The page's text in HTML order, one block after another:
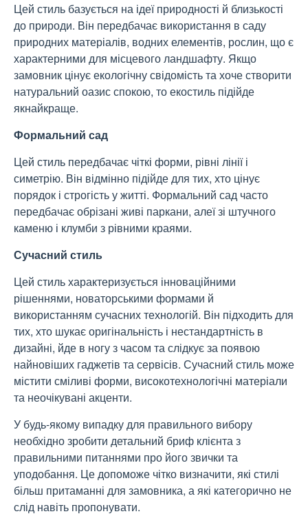
Цей стиль базується на ідеї природності й близькості
до природи. Він передбачає використання в саду
природних матеріалів, водних елементів, рослин, що є
характерними для місцевого ландшафту. Якщо
замовник цінує екологічну свідомість та хоче створити
натуральний оазис спокою, то екостиль підійде
якнайкраще.
Формальний сад
Цей стиль передбачає чіткі форми, рівні лінії і
симетрію. Він відмінно підійде для тих, хто цінує
порядок і строгість у житті. Формальний сад часто
передбачає обрізані живі паркани, алеї зі штучного
каменю і клумби з рівними краями.
Сучасний стиль
Цей стиль характеризується інноваційними
рішеннями, новаторськими формами й
використанням сучасних технологій. Він підходить для
тих, хто шукає оригінальність і нестандартність в
дизайні, йде в ногу з часом та слідкує за появою
найновіших гаджетів та сервісів. Сучасний стиль може
містити сміливі форми, високотехнологічні матеріали
та неочікувані акценти.
У будь-якому випадку для правильного вибору
необхідно зробити детальний бриф клієнта з
правильними питаннями про його звички та
уподобання. Це допоможе чітко визначити, які стилі
більш притаманні для замовника, а які категорично не
слід навіть пропонувати.